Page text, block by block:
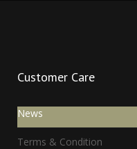
Customer Care
News
Terms & Condition